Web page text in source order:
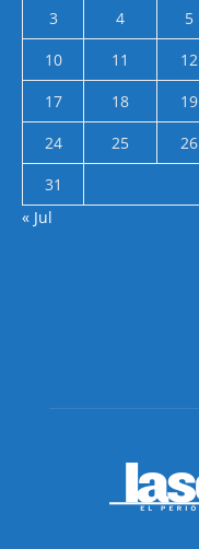
3
4 5
10
11 12
17
18 19
24
25 26
31
« Jul